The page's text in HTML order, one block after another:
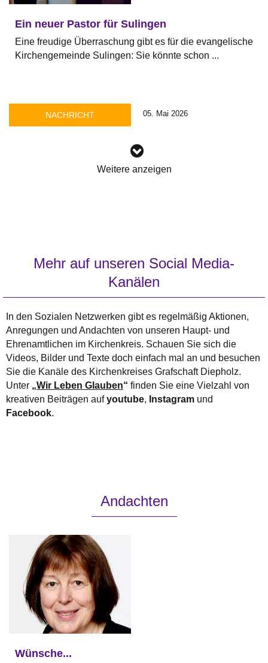
Ein neuer Pastor für Sulingen
Eine freudige Überraschung gibt es für die evangelische
Kirchengemeinde Sulingen: Sie könnte schon ...
NACHRICHT 05. Mai 2026
Weitere anzeigen
Mehr auf unseren Social Media-
Kanälen
In den Sozialen Netzwerken gibt es regelmäßig Aktionen,
Anregungen und Andachten von unseren Haupt- und
Ehrenamtlichen im Kirchenkreis. Schauen Sie sich die
Videos, Bilder und Texte doch einfach mal an und besuchen
Sie die Kanäle des Kirchenkreises Grafschaft Diepholz.
Unter „Wir Leben Glauben“ finden Sie eine Vielzahl von
kreativen Beiträgen aufyoutube, Instagram und
Facebook.
Andachten
Wünsche...